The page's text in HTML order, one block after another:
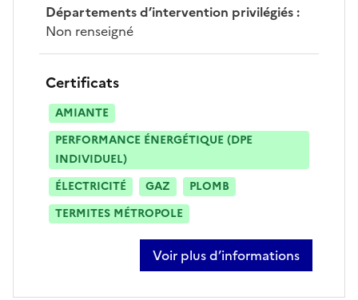
Départements d’intervention privilégiés:
Non renseigné
Certificats
AMIANTE
PERFORMANCE ÉNERGÉTIQUE (DPE
INDIVIDUEL)
ÉLECTRICITÉ
GAZ
PLOMB
TERMITES MÉTROPOLE
Voir plus d’informations
sur alexis bailly